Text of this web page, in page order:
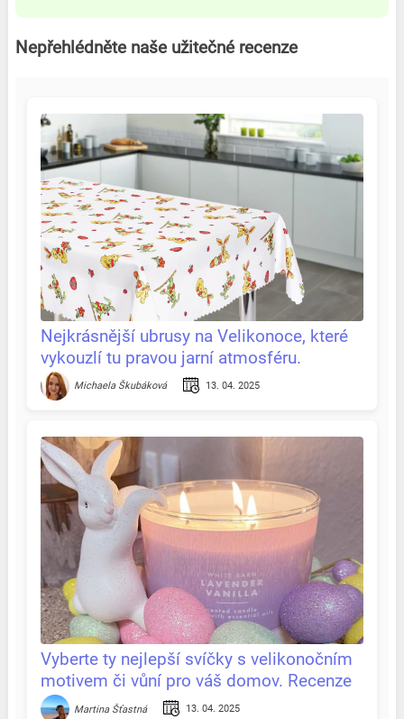
Nepřehlédněte naše užitečné recenze
Nejkrásnější ubrusy na Velikonoce, které
vykouzlí tu pravou jarní atmosféru.
Recenze & tipy na jednom místě
Michaela Škubáková 13. 04. 2025
Vyberte ty nejlepší svíčky s velikonočním
motivem či vůní pro váš domov. Recenze
& tipy na jednom místě
Martina Šťastná 13. 04. 2025